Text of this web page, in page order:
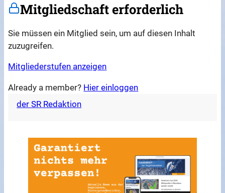
Mitgliedschaft erforderlich
Sie müssen ein Mitglied sein, um auf diesen Inhalt
zuzugreifen.
Mitgliederstufen anzeigen
Already a member? Hier einloggen
der SR Redaktion